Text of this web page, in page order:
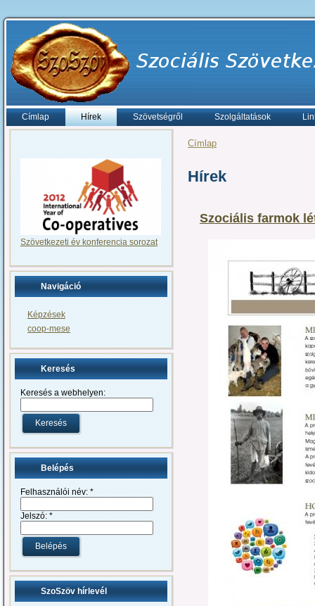
Címlap Hírek Szövetségről Szolgáltatások
Szövetkezeti év konferencia sorozat
Navigáció
Képzések
coop-mese
Keresés
Keresés a webhelyen:
Belépés
Felhasználói név: *
Jelszó: *
SzoSzöv hírlevél
Címlap
Hírek
Szociális farmok